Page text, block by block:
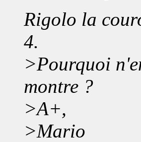
Rigolo la
4.
>Pourquoi
montre ?
>A+,
>Mario